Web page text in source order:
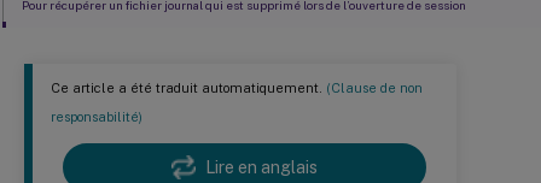
Ce article a été traduit automatiquement. (Clause de non
responsabilité)
Lire en anglais
Pour récupérer un fichier journal qui est supprimé lors de l’ouverture de session